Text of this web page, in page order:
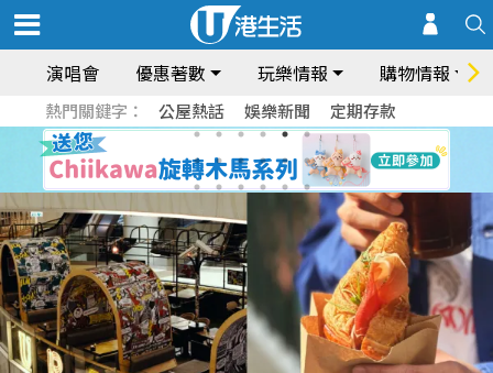
演唱會 優惠著數 玩樂情報 購物情報
熱門關鍵字： 公屋熱話 娛樂新聞 定期存款